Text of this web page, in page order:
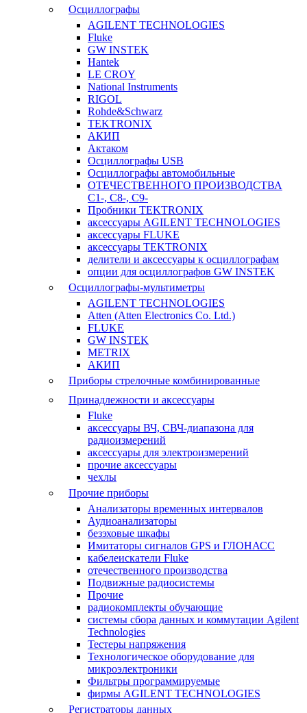
Осциллографы
AGILENT TECHNOLOGIES
Fluke
GW INSTEK
Hantek
LE CROY
National Instruments
RIGOL
Rohde&Schwarz
TEKTRONIX
АКИП
Актаком
Осциллографы USB
Осциллографы автомобильные
ОТЕЧЕСТВЕННОГО ПРОИЗВОДСТВА
С1-, С8-, С9-
Пробники TEKTRONIX
аксессуары AGILENT TECHNOLOGIES
аксессуары FLUKE
аксессуары TEKTRONIX
делители и аксессуары к осциллографам
опции для осциллографов GW INSTEK
Осциллографы-мультиметры
AGILENT TECHNOLOGIES
Atten (Atten Electronics Co. Ltd.)
FLUKE
GW INSTEK
METRIX
АКИП
Приборы стрелочные комбинированные
Принадлежности и аксессуары
Fluke
аксессуары ВЧ, СВЧ-диапазона для
радиоизмерений
аксессуары для электроизмерений
прочие аксессуары
чехлы
Прочие приборы
Анализаторы временных интервалов
Аудиоанализаторы
безэховые шкафы
Имитаторы сигналов GPS и ГЛОНАСС
кабелеискатели Fluke
отечественного производства
Подвижные радиосистемы
Прочие
радиокомплекты обучающие
системы сбора данных и коммутации Agilent
Technologies
Тестеры напряжения
Технологическое оборудование для
микроэлектроники
Фильтры программируемые
фирмы AGILENT TECHNOLOGIES
Регистраторы данных